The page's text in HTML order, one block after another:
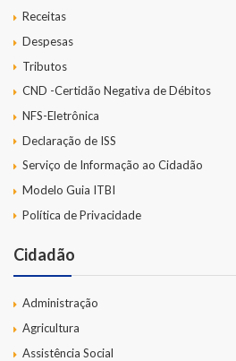
Receitas
Despesas
Tributos
CND -Certidão Negativa de Débitos
NFS-Eletrônica
Declaração de ISS
Serviço de Informação ao Cidadão
Modelo Guia ITBI
Política de Privacidade
Cidadão
Administração
Agricultura
Assistência Social